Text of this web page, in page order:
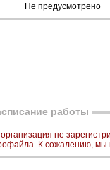
Не предусмотрено
работы
не
К сожалению,